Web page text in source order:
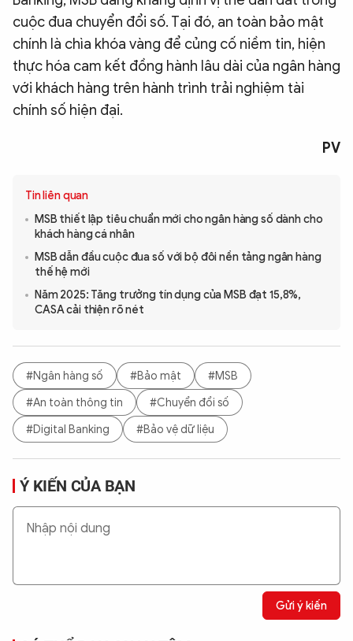
cuộc đua chuyển đổi số. Tại đó, an toàn bảo mật
chính là chìa khóa vàng để củng cố niềm tin, hiện
thực hóa cam kết đồng hành lâu dài của ngân hàng
với khách hàng trên hành trình trải nghiệm tài
chính số hiện đại.
PV
Tin liên quan
MSB thiết lập tiêu chuẩn mới cho ngân hàng số dành cho
khách hàng cá nhân
MSB dẫn đầu cuộc đua số với bộ đôi nền tảng ngân hàng
thế hệ mới
Năm 2025: Tăng trưởng tín dụng của MSB đạt 15,8%,
CASA cải thiện rõ nét
#Ngân hàng số #Bảo mật
#MSB
#An toàn thông tin
#Chuyển đổi số
#Digital Banking
#Bảo vệ dữ liệu
Ý KIẾN CỦA BẠN
Gửi ý kiến